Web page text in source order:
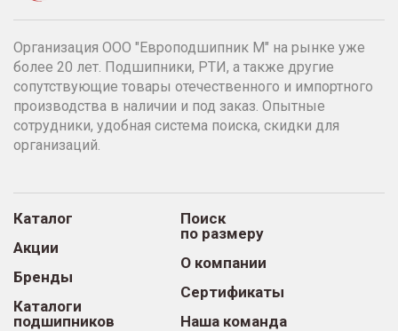
Организация ООО "Европодшипник М" на рынке уже
более 20 лет. Подшипники, РТИ, а также другие
сопутствующие товары отечественного и импортного
производства в наличии и под заказ. Опытные
сотрудники, удобная система поиска, скидки для
организаций.
Каталог
Акции
Бренды
Каталоги
подшипников
Поиск
по размеру
О компании
Сертификаты
Наша команда